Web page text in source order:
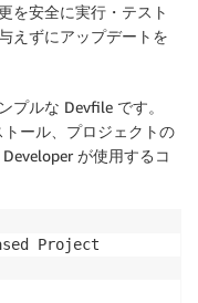
を安全に実行・テスト
えずにアップデートを
プルな Devfile です。
ール、プロジェクトの
が使用するコ
Project